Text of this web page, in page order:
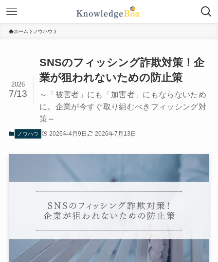
ホーム ノウハウ
SNSのフィッシング詐欺対策！企
業が狙われないための防止策
～「被害者」にも「加害者」にもならないため
に。企業が今すぐ取り組むべきフィッシング対
策～
2026
7/13
ノウハウ 2026年4月9日 2026年7月13日